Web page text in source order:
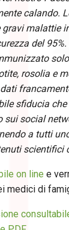
calando.
gravi malattie
del
rosolia e
sfiducia
sui social
a tutti
scientifici
on line e
medici di